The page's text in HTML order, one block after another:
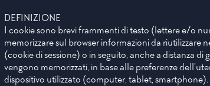
DEFINIZIONE
I cookie sono brevi frammenti di testo (lettere e/o
memorizzare sul browser informazioni da riutilizzare
(cookie di sessione) o in seguito, anche a distanza
vengono memorizzati, in base alle preferenze
dispositivo utilizzato (computer, tablet, smartphone).